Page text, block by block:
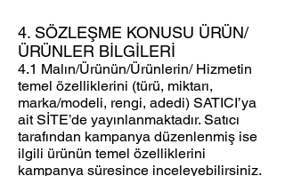
4. SÖZLEŞME KONUSU ÜRÜN/
ÜRÜNLER BİLGİLERİ
4.1 Malın/Ürünün/Ürünlerin/ Hizmetin
temel özelliklerini (türü, miktarı,
marka/modeli, rengi, adedi) SATICI’ya
ait SİTE’de yayınlanmaktadır. Satıcı
tarafından kampanya düzenlenmiş ise
ilgili ürünün temel özelliklerini
kampanya süresince inceleyebilirsiniz.